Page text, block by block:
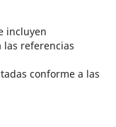
incluyen
referencias
conforme a las